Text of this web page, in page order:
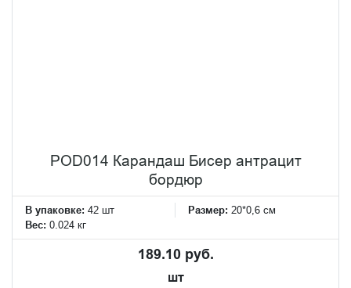
POD014 Карандаш Бисер антрацит
бордюр
В упаковке: 42 шт Размер: 20*0,6 см
Вес: 0.024 кг
189.10 руб.
шт